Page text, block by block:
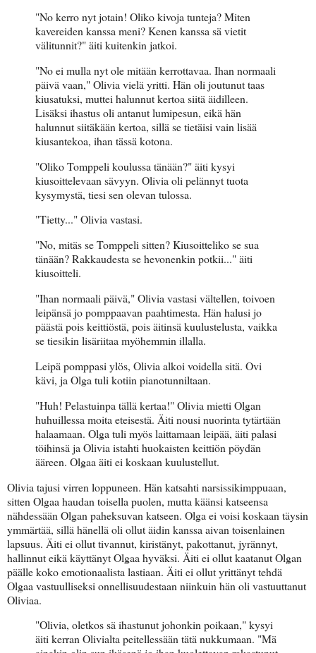
"No kerro nyt jotain! Oliko kivoja tunteja? Miten
kavereiden kanssa meni? Kenen kanssa sä vietit
välitunnit?" äiti kuitenkin jatkoi.
"No ei mulla nyt ole mitään kerrottavaa. Ihan normaali
päivä vaan," Olivia vielä yritti. Hän oli joutunut taas
kiusatuksi, muttei halunnut kertoa siitä äidilleen.
Lisäksi ihastus oli antanut lumipesun, eikä hän
halunnut siitäkään kertoa, sillä se tietäisi vain lisää
kiusantekoa, ihan tässä kotona.
"Oliko Tomppeli koulussa tänään?" äiti kysyi
kiusoittelevaan sävyyn. Olivia oli pelännyt tuota
kysymystä, tiesi sen olevan tulossa.
"Tietty..." Olivia vastasi.
"No, mitäs se Tomppeli sitten? Kiusoitteliko se sua
tänään? Rakkaudesta se hevonenkin potkii..." äiti
kiusoitteli.
"Ihan normaali päivä," Olivia vastasi vältellen, toivoen
leipänsä jo pomppaavan paahtimesta. Hän halusi jo
päästä pois keittiöstä, pois äitinsä kuulustelusta, vaikka
se tiesikin lisäriitaa myöhemmin illalla.
Leipä pomppasi ylös, Olivia alkoi voidella sitä. Ovi
kävi, ja Olga tuli kotiin pianotunniltaan.
"Huh! Pelastuinpa tällä kertaa!" Olivia mietti Olgan
huhuillessa moita eteisestä. Äiti nousi nuorinta tytärtään
halaamaan. Olga tuli myös laittamaan leipää, äiti palasi
töihinsä ja Olivia istahti huokaisten keittiön pöydän
ääreen. Olgaa äiti ei koskaan kuulustellut.
Olivia tajusi virren loppuneen. Hän katsahti narsissikimppuaan,
sitten Olgaa haudan toisella puolen, mutta käänsi katseensa
nähdessään Olgan paheksuvan katseen. Olga ei voisi koskaan täysin
ymmärtää, sillä hänellä oli ollut äidin kanssa aivan toisenlainen
lapsuus. Äiti ei ollut tivannut, kiristänyt, pakottanut, jyrännyt,
hallinnut eikä käyttänyt Olgaa hyväksi. Äiti ei ollut kaatanut Olgan
päälle koko emotionaalista lastiaan. Äiti ei ollut yrittänyt tehdä
Olgaa vastuulliseksi onnellisuudestaan niinkuin hän oli vastuuttanut
Oliviaa.
"Olivia, oletkos sä ihastunut johonkin poikaan," kysyi
äiti kerran Olivialta peitellessään tätä nukkumaan. "Mä